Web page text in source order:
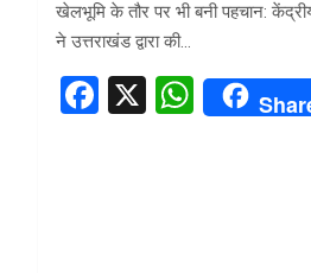
खेलभूमि के तौर पर भी बनी पहचान:
ने उत्तराखंड द्वारा की…
F
X
W